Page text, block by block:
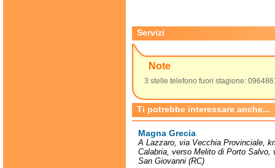
Servizi
Note
3 stelle telefono fuori stagione:
Ti potrebbe interessare anche...
Magna Grecia
A Lazzaro, via Vecchia Provinciale,
Calabria, verso Melito di Porto Salvo,
San Giovanni (RC)